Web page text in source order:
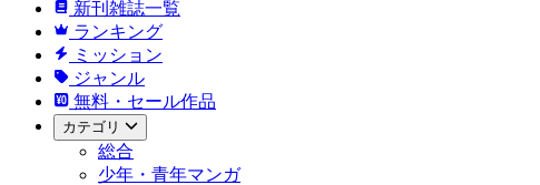
新刊雑誌一覧
ランキング
ミッション
ジャンル
無料・セール作品
カテゴリ
総合
少年・青年マンガ